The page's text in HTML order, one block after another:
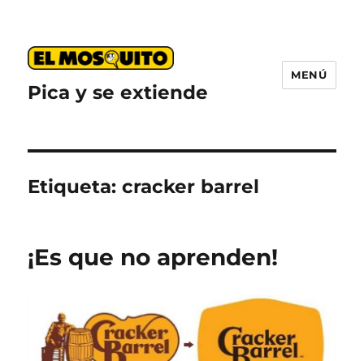
Pica y se extiende
MENÚ
Etiqueta:cracker barrel
¡Es que no aprenden!